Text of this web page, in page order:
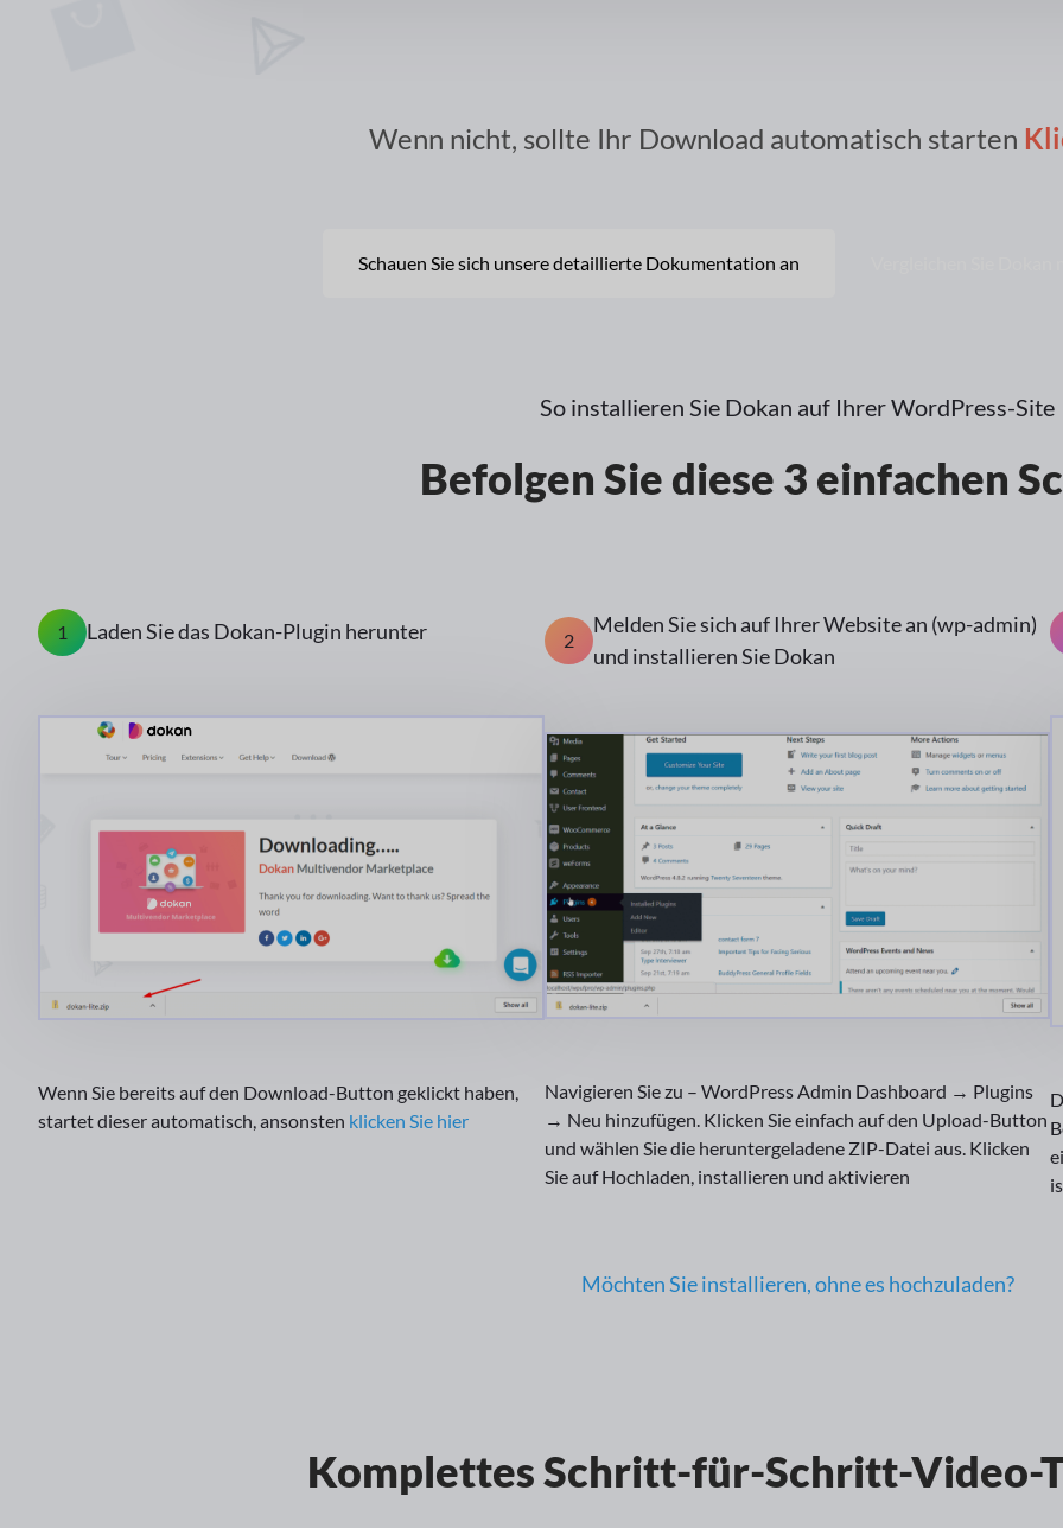
Wenn nicht, sollte Ihr Download automatisch starten
Schauen Sie sich unsere detaillierte Dokumentation an
So installieren Sie Dokan auf Ihrer WordPress-Site
Befolgen Sie diese 3 einfachen
1 Laden Sie das Dokan-Plugin herunter
Wenn Sie bereits auf den Download-Button geklickt haben,
startet dieser automatisch, ansonsten klicken Sie hier
2
Melden Sie sich auf Ihrer Website an (wp-admin)
und installieren Sie Dokan
Navigieren Sie zu – WordPress Admin Dashboard → Plugins
→ Neu hinzufügen. Klicken Sie einfach auf den Upload-Button
und wählen Sie die heruntergeladene ZIP-Datei aus. Klicken
Sie auf Hochladen, installieren und aktivieren
Möchten Sie installieren, ohne es hochzuladen?
Komplettes Schritt-für-Schritt-Video-